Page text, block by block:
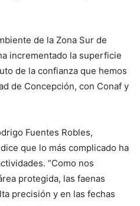
de la Zona Sur de
incrementado la superficie
de la confianza que hemos
de Concepción, con Conaf y
Fuentes Robles,
que lo más complicado ha
“Como nos
protegida, las faenas
precisión y en las fechas